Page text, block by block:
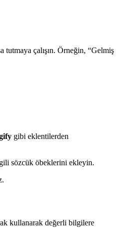
çalışın. Örneğin, “Gelmiş
gibi eklentilerden
sözcük öbeklerini ekleyin.
kullanarak değerli bilgilere